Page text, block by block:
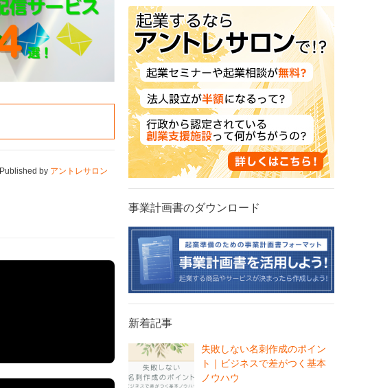
Published by アントレサロン
事業計画書のダウンロード
新着記事
失敗しない名刺作成のポイン
ト｜ビジネスで差がつく基本
ノウハウ